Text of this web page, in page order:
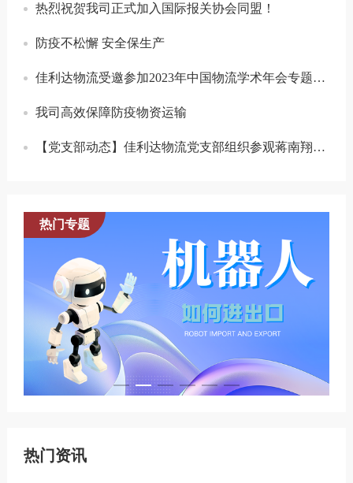
热烈祝贺我司正式加入国际报关协会同盟！
防疫不松懈 安全保生产
佳利达物流受邀参加2023年中国物流学术年会专题分论坛
我司高效保障防疫物资运输
【党支部动态】佳利达物流党支部组织参观蒋南翔诞辰110周年纪念展
热门专题
热门资讯